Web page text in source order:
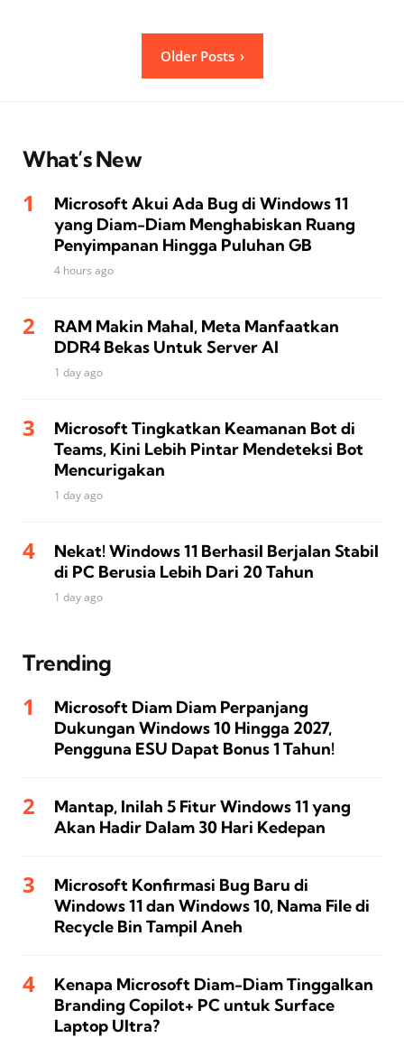
Older Posts
What’s New
Microsoft Akui Ada Bug di Windows 11
yang Diam-Diam Menghabiskan Ruang
Penyimpanan Hingga Puluhan GB
4 hours ago
RAM Makin Mahal, Meta Manfaatkan
DDR4 Bekas Untuk Server AI
1 day ago
Microsoft Tingkatkan Keamanan Bot di
Teams, Kini Lebih Pintar Mendeteksi Bot
Mencurigakan
1 day ago
Nekat! Windows 11 Berhasil Berjalan Stabil
di PC Berusia Lebih Dari 20 Tahun
1 day ago
Trending
Microsoft Diam Diam Perpanjang
Dukungan Windows 10 Hingga 2027,
Pengguna ESU Dapat Bonus 1 Tahun!
Mantap, Inilah 5 Fitur Windows 11 yang
Akan Hadir Dalam 30 Hari Kedepan
Microsoft Konfirmasi Bug Baru di
Windows 11 dan Windows 10, Nama File di
Recycle Bin Tampil Aneh
Kenapa Microsoft Diam-Diam Tinggalkan
Branding Copilot+ PC untuk Surface
Laptop Ultra?